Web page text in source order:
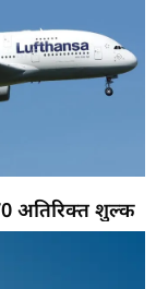
अतिरिक्त शुल्क